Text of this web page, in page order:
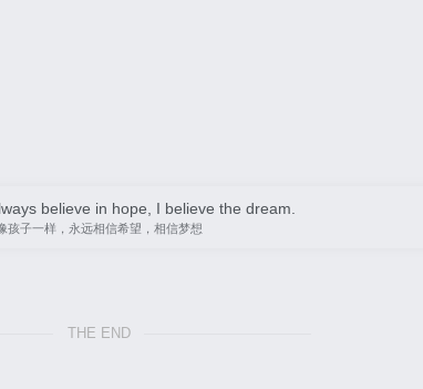
believe in hope, I believe the dream.
孩子一样，永远相信希望，相信梦想
THE END